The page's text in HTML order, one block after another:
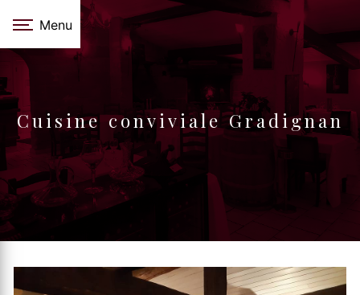
Menu
Cuisine conviviale Gradignan
Panneau de gestion des cookies